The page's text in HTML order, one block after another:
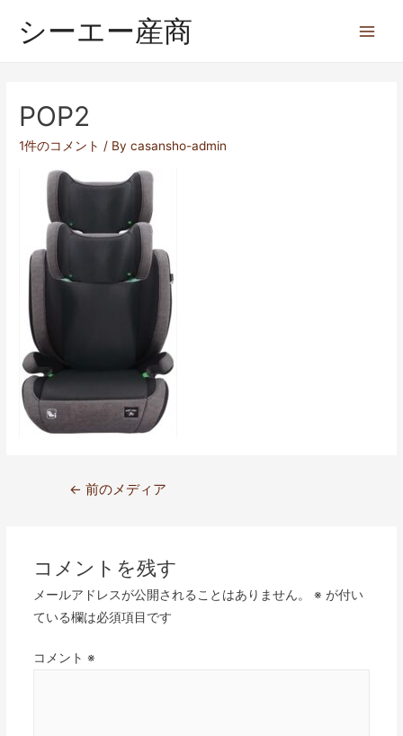
シーエー産商
POP2
1件のコメント / Bycasansho-admin
← 前のメディア
コメントを残す
メールアドレスが公開されることはありません。 ※ が付い
ている欄は必須項目です
コメント ※